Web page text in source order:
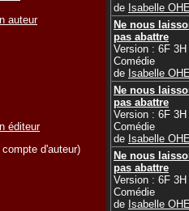
auteur
éditeur
d'auteur)
de Isabelle
Ne nous
pas abattre
Version : 6F 3H
Comédie
de Isabelle
Ne nous
pas abattre
Version : 6F 3H
Comédie
de Isabelle
Ne nous
pas abattre
Version : 6F 3H
Comédie
de Isabelle